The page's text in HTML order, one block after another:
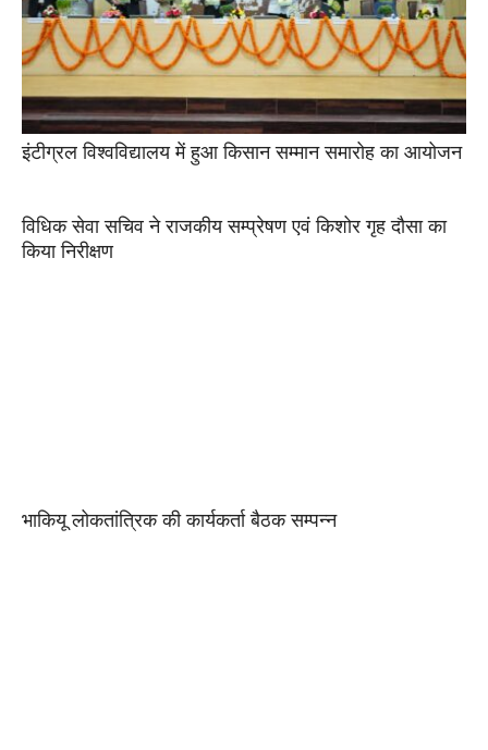
इंटीग्रल विश्वविद्यालय में हुआ किसान सम्मान समारोह का आयोजन
विधिक सेवा सचिव ने राजकीय सम्प्रेषण एवं किशोर गृह दौसा का
किया निरीक्षण
भाकियू लोकतांत्रिक की कार्यकर्ता बैठक सम्पन्न